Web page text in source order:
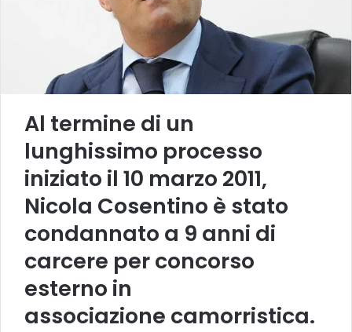
Al termine di un
lunghissimo processo
iniziato il 10 marzo 2011,
Nicola Cosentino è stato
condannato a 9 anni di
carcere per concorso
esterno in
associazione camorristica.